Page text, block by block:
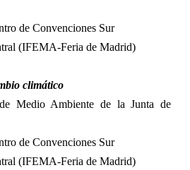
de Convenciones Sur
(IFEMA-Feria de Madrid)
climático
Medio Ambiente de la Junta de
de Convenciones Sur
(IFEMA-Feria de Madrid)